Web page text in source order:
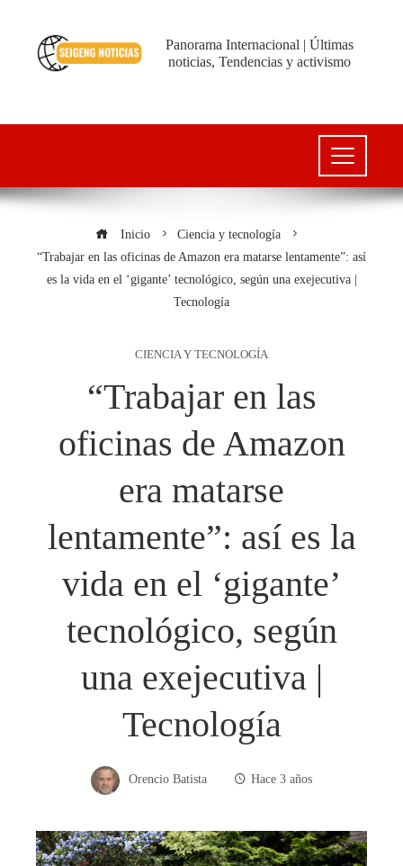
Panorama Internacional | Últimas
noticias, Tendencias y activismo
Inicio
Ciencia y tecnología
“Trabajar en las oficinas de Amazon era matarse lentamente”: así
es la vida en el ‘gigante’ tecnológico, según una exejecutiva |
Tecnología
CIENCIA Y TECNOLOGÍA
“Trabajar en las
oficinas de Amazon
era matarse
lentamente”: así es la
vida en el ‘gigante’
tecnológico, según
una exejecutiva |
Tecnología
Orencio Batista Hace 3 años